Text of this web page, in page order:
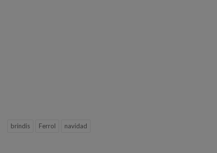
brindis Ferrol navidad